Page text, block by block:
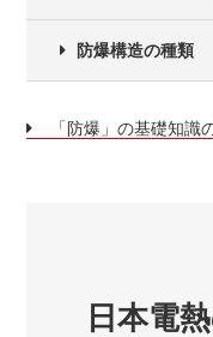
防爆構造の種類
「防爆」の基礎知識
日本電